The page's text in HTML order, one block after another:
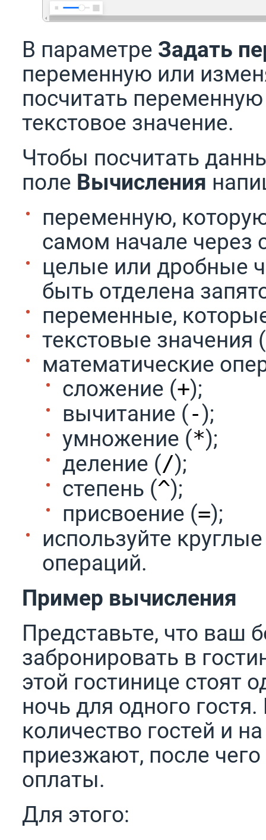
В параметре Задать
переменную или
посчитать
текстовое значение.
Чтобы посчитать
поле Вычисления
переменную,
самом начале через
целые или дробные
быть отделена
переменные,
текстовые
математические
сложение (+);
вычитание (-);
умножение (*);
деление (/);
степень (^);
присвоение (=);
используйте
операций.
Пример вычисления
Представьте, что ваш
забронировать в
этой гостинице стоят
ночь для одного
количество гостей и
приезжают, после
оплаты.
Для этого: